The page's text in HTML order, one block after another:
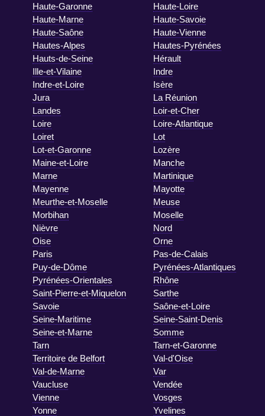
Haute-Garonne
Haute-Loire
Haute-Marne
Haute-Savoie
Haute-Saône
Haute-Vienne
Hautes-Alpes
Hautes-Pyrénées
Hauts-de-Seine
Hérault
Ille-et-Vilaine
Indre
Indre-et-Loire
Isère
Jura
La Réunion
Landes
Loir-et-Cher
Loire
Loire-Atlantique
Loiret
Lot
Lot-et-Garonne
Lozère
Maine-et-Loire
Manche
Marne
Martinique
Mayenne
Mayotte
Meurthe-et-Moselle
Meuse
Morbihan
Moselle
Nièvre
Nord
Oise
Orne
Paris
Pas-de-Calais
Puy-de-Dôme
Pyrénées-Atlantiques
Pyrénées-Orientales
Rhône
Saint-Pierre-et-Miquelon
Sarthe
Savoie
Saône-et-Loire
Seine-Maritime
Seine-Saint-Denis
Seine-et-Marne
Somme
Tarn
Tarn-et-Garonne
Territoire de Belfort
Val-d'Oise
Val-de-Marne
Var
Vaucluse
Vendée
Vienne
Vosges
Yonne
Yvelines